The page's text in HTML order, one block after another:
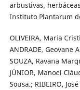
arbustivas,
Instituto Plantarum
OLIVEIRA, Maria
ANDRADE, Geovane
SOUZA, Ravana
JÚNIOR, Manoel
Sousa.; RIBEIRO,